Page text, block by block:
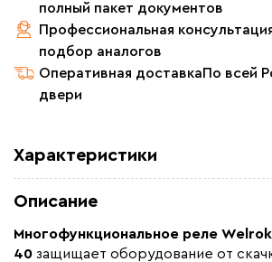
полный пакет документов
Профессиональная
подбор аналогов
Оперативная доставкаПо всей
двери
Характеристики
Ширина (мм)
Описание
Многофункциональное реле Welrok
40 защищает оборудование от